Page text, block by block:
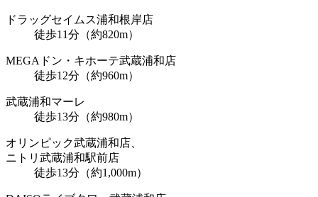
ドラッグセイムス浦和根岸店
徒歩11分（約820m）
MEGAドン・キホーテ武蔵浦和店
徒歩12分（約960m）
武蔵浦和マーレ
徒歩13分（約980m）
オリンピック武蔵浦和店、
ニトリ武蔵浦和駅前店
徒歩13分（約1,000m）